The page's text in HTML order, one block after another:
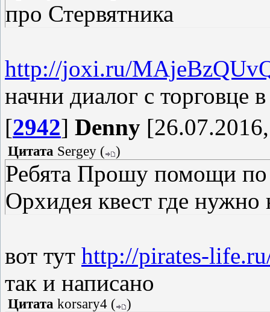
про Стервятника
http://joxi.ru/
начни диалог с торговце
[2942] Denny
Цитата Sergey ( )
Ребята Прошу помощи по
Орхидея квест где нужно
вот тут http://pirates-
так и написано
Цитата korsary4 ( )